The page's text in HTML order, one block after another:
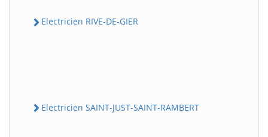
Electricien RIVE-DE-GIER
Electricien SAINT-JUST-SAINT-RAMBERT